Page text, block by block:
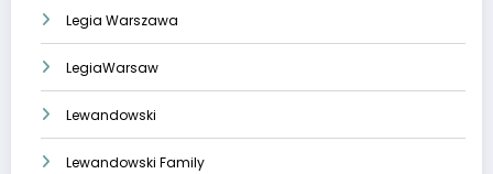
Legia Warszawa
LegiaWarsaw
Lewandowski
Lewandowski Family